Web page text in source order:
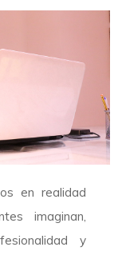
en realidad
imaginan,
y